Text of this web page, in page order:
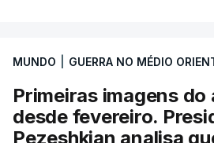
MUNDO GUERRA NO MÉDIO
Primeiras imagens do
desde fevereiro.
Pezeshkian analisa